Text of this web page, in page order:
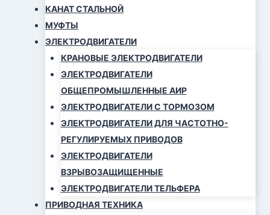
КАНАТ СТАЛЬНОЙ
МУФТЫ
ЭЛЕКТРОДВИГАТЕЛИ
КРАНОВЫЕ ЭЛЕКТРОДВИГАТЕЛИ
ЭЛЕКТРОДВИГАТЕЛИ
ОБЩЕПРОМЫШЛЕННЫЕ АИР
ЭЛЕКТРОДВИГАТЕЛИ С ТОРМОЗОМ
ЭЛЕКТРОДВИГАТЕЛИ ДЛЯ ЧАСТОТНО-
РЕГУЛИРУЕМЫХ ПРИВОДОВ
ЭЛЕКТРОДВИГАТЕЛИ
ВЗРЫВОЗАЩИЩЕННЫЕ
ЭЛЕКТРОДВИГАТЕЛИ ТЕЛЬФЕРА
ПРИВОДНАЯ ТЕХНИКА